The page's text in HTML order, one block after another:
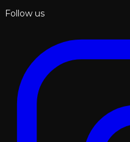
Follow us